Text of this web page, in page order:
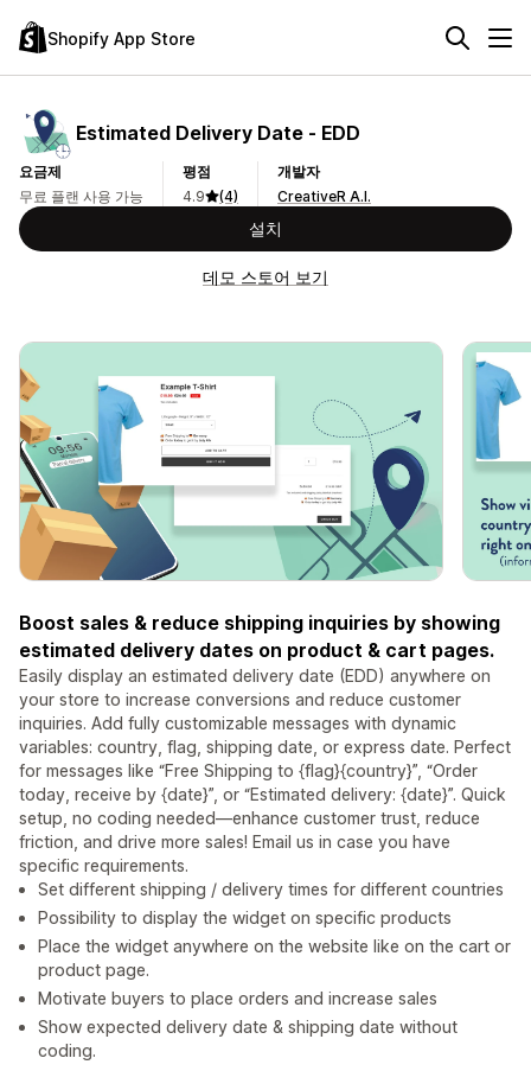
Shopify App Store
Estimated Delivery Date ‑ EDD
요금제
무료 플랜 사용 가능
평점
4.9
(4)
개발자
CreativeR A.I.
설치
데모 스토어 보기
Boost sales & reduce shipping inquiries by showing
estimated delivery dates on product & cart pages.
Easily display an estimated delivery date (EDD) anywhere on
your store to increase conversions and reduce customer
inquiries. Add fully customizable messages with dynamic
variables: country, flag, shipping date, or express date. Perfect
for messages like “Free Shipping to {flag}{country}”, “Order
today, receive by {date}”, or “Estimated delivery: {date}”. Quick
setup, no coding needed—enhance customer trust, reduce
friction, and drive more sales! Email us in case you have
specific requirements.
Set different shipping / delivery times for different countries
Possibility to display the widget on specific products
Place the widget anywhere on the website like on the cart or
product page.
Motivate buyers to place orders and increase sales
Show expected delivery date & shipping date without
coding.